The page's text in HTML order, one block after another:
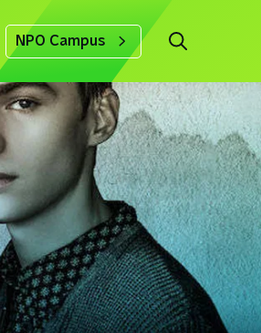
NPO Campus